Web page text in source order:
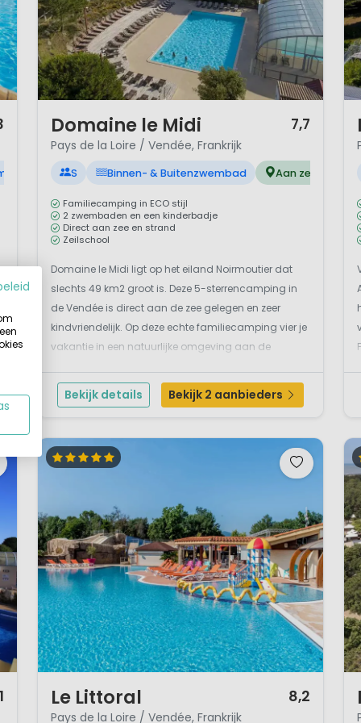
kun je een reis door de tijd te maken, leuk voor jong en
Domaine le Midi 7,7
Pays de la Loire / Vendée, Frankrijk
S Binnen- & Buitenzwembad Aan zee
Familiecamping in ECO stijl
2 zwembaden en een kinderbadje
Direct aan zee en strand
Zeilschool
Domaine le Midi ligt op het eiland Noirmoutier dat
slechts 49 km2 groot is. Deze 5-sterrencamping in
de Vendée is direct aan de zee gelegen en zeer
kindvriendelijk. Op deze echte familiecamping vier je
vakantie in een natuurlijke omgeving aan de
eiland NoirmoutierDe accommodaties vormen één
geheel met ...
Bekijk details Bekijk 2 aanbieders
Le Littoral 8,2
Pays de la Loire / Vendée, Frankrijk